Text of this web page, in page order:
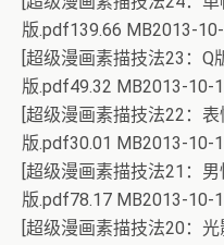
版.pdf139.66 MB2013-
[超级漫画素描技法23：Q
版.pdf49.32 MB2013-10-
[超级漫画素描技法22：
版.pdf30.01 MB2013-10-
[超级漫画素描技法21：
版.pdf78.17 MB2013-10-
[超级漫画素描技法20：